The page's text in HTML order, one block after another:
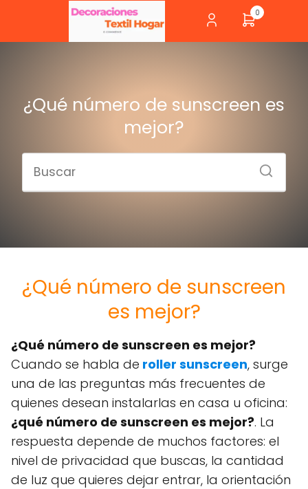
0
¿Qué número de sunscreen es
mejor?
¿Qué número de sunscreen
es mejor?
¿Qué número de sunscreen es mejor?
Cuando se habla de roller sunscreen, surge
una de las preguntas más frecuentes de
quienes desean instalarlas en casa u oficina:
¿qué número de sunscreen es mejor?. La
respuesta depende de muchos factores: el
nivel de privacidad que buscas, la cantidad
de luz que quieres dejar entrar, la orientación